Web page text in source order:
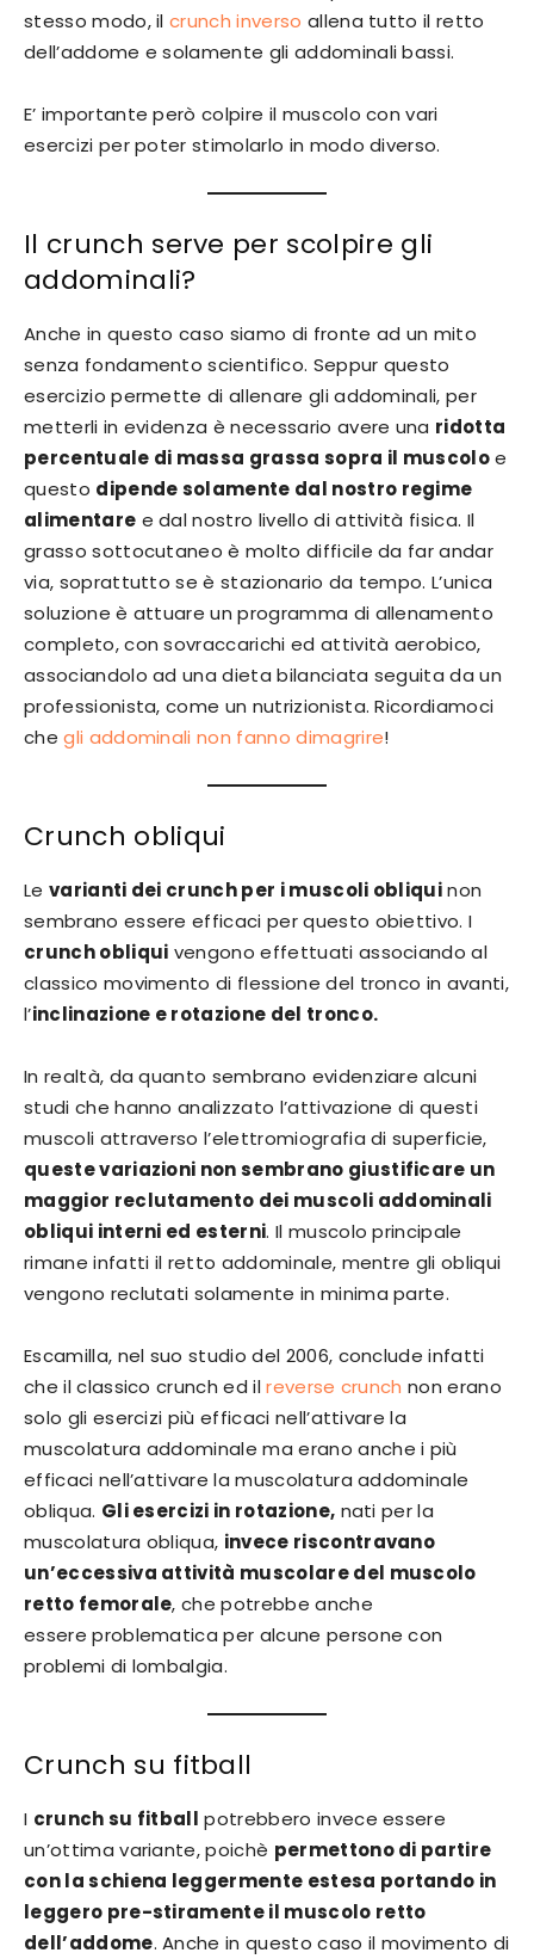
stesso modo, ilcrunch inverso allena tutto il retto
dell’addome e solamente gli addominali bassi.
E’ importante però colpire il muscolo con vari
esercizi per poter stimolarlo in modo diverso.
Il crunch serve per scolpire gli
addominali?
Anche in questo caso siamo di fronte ad un mito
senza fondamento scientifico. Seppur questo
esercizio permette di allenare gli addominali, per
metterli in evidenza è necessario avere una ridotta
percentuale di massa grassa sopra il muscoloe
questo dipende solamente dal nostro regime
alimentare e dal nostro livello di attività fisica. Il
grasso sottocutaneo è molto difficile da far andar
via, soprattutto se è stazionario da tempo. L’unica
soluzione è attuare un programma di allenamento
completo, con sovraccarichi ed attività aerobico,
associandolo ad una dieta bilanciata seguita da un
professionista, come un nutrizionista. Ricordiamoci
chegli addominali non fanno dimagrire!
Crunch obliqui
Le varianti dei crunch per i muscoli obliquinon
sembrano essere efficaci per questo obiettivo. I
crunch obliqui vengono effettuati associando al
classico movimento di flessione del tronco in avanti,
l’inclinazione e rotazione del tronco.
In realtà, da quanto sembrano evidenziare alcuni
studi che hanno analizzato l’attivazione di questi
muscoli attraverso l’elettromiografia di superficie,
queste variazioni non sembrano giustificare un
maggior reclutamento dei muscoli addominali
obliqui interni ed esterni. Il muscolo principale
rimane infatti il retto addominale, mentre gli obliqui
vengono reclutati solamente in minima parte.
Escamilla, nel suo studio del 2006, conclude infatti
che il classico crunch ed ilreverse crunch non erano
solo gli esercizi più efficaci nell’attivare la
muscolatura addominale ma erano anche i più
efficaci nell’attivare la muscolatura addominale
obliqua. Gli esercizi in rotazione, nati per la
muscolatura obliqua, invece riscontravano
un’eccessiva attività muscolare del muscolo
retto femorale, che potrebbe anche
essere problematica per alcune persone con
problemi di lombalgia.
Crunch su fitball
I crunch su fitball potrebbero invece essere
un’ottima variante, poichè permettono di partire
con la schiena leggermente estesa portando in
leggero pre-stiramente il muscolo retto
dell’addome. Anche in questo caso il movimento di